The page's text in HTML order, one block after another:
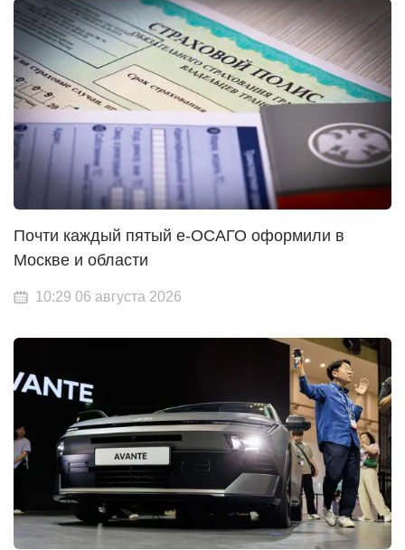
Почти каждый пятый е-ОСАГО оформили в
Москве и области
10:29 06 августа 2026